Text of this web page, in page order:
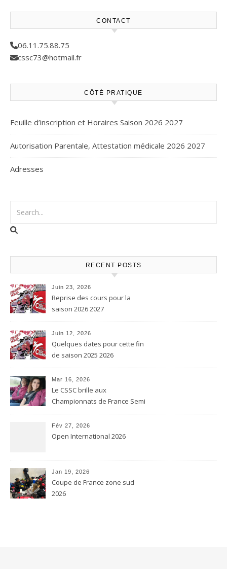
CONTACT
06.11.75.88.75
cssc73@hotmail.fr
CÔTÉ PRATIQUE
Feuille d’inscription et Horaires Saison 2026 2027
Autorisation Parentale, Attestation médicale 2026 2027
Adresses
RECENT POSTS
Juin 23, 2026
Reprise des cours pour la
saison 2026 2027
Juin 12, 2026
Quelques dates pour cette fin
de saison 2025 2026
Mar 16, 2026
Le CSSC brille aux
Championnats de France Semi
Fév 27, 2026
Open International 2026
Jan 19, 2026
Coupe de France zone sud
2026